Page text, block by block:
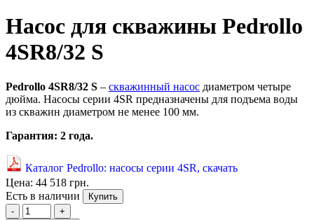
Насос для скважины Pedrollo
4SR8/32 S
Pedrollo 4SR8/32 S – скважинный насос диаметром четыре
дюйма. Насосы серии 4SR предназначены для подъема воды
из скважин диаметром не менее 100 мм.
Гарантия: 2 года.
Каталог Pedrollo: насосы серии 4SR, скачать
Цена: 44 518 грн.
Есть в наличии
Купить
-
+